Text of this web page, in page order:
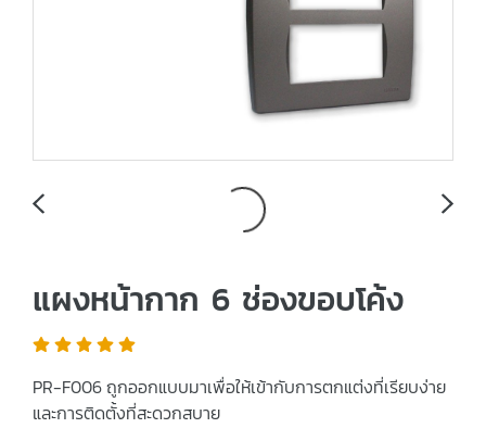
แผงหน้ากาก 6 ช่องขอบโค้ง
PR-F006 ถูกออกแบบมาเพื่อให้เข้ากับการตกแต่งที่เรียบง่าย
และการติดตั้งที่สะดวกสบาย